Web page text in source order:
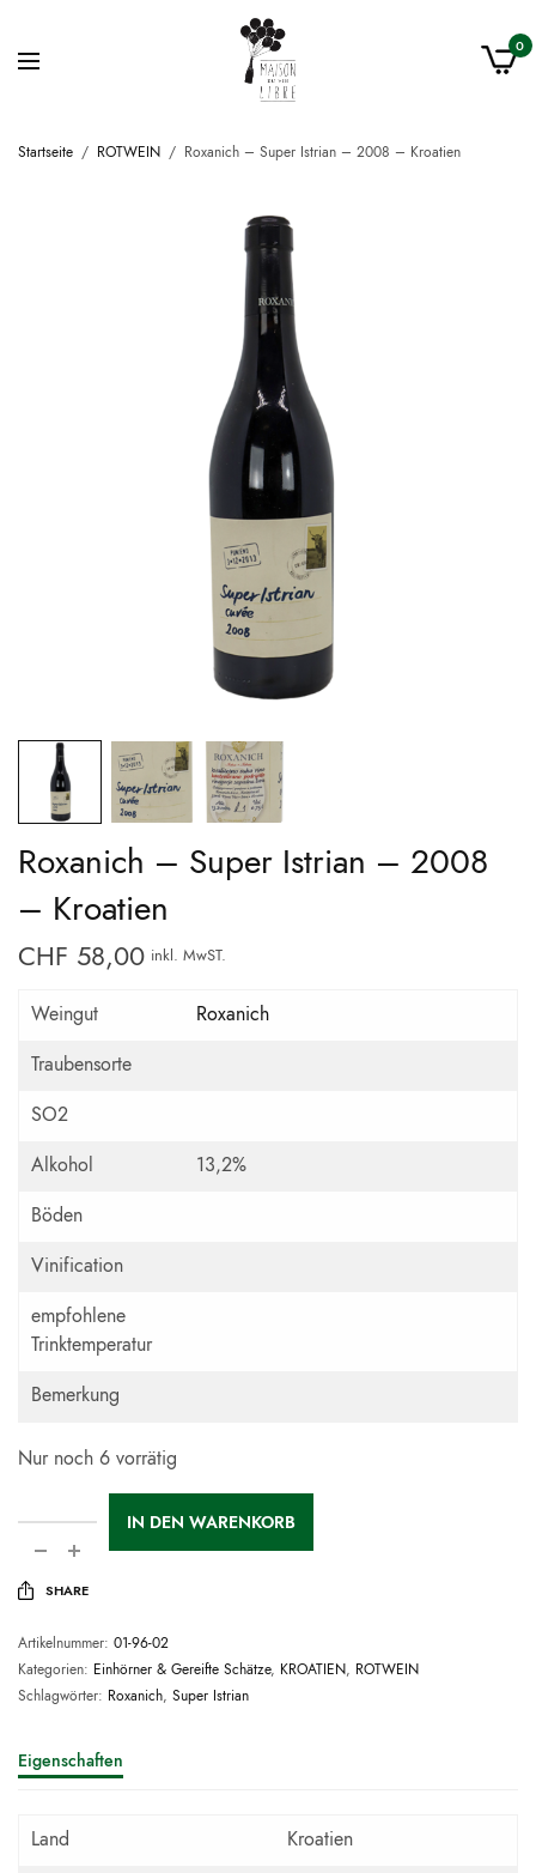
0
Startseite / ROTWEIN / Roxanich – Super Istrian – 2008 – Kroatien
Roxanich – Super Istrian – 2008
– Kroatien
CHF 58,00 inkl. MwST.
Weingut
Roxanich
Traubensorte
SO2
Alkohol
13,2%
Böden
Vinification
empfohlene
Trinktemperatur
Bemerkung
Nur noch 6 vorrätig
IN DEN WARENKORB
SHARE
Artikelnummer: 01-96-02
Kategorien: Einhörner & Gereifte Schätze, KROATIEN, ROTWEIN
Schlagwörter: Roxanich, Super Istrian
Eigenschaften
Land
Kroatien